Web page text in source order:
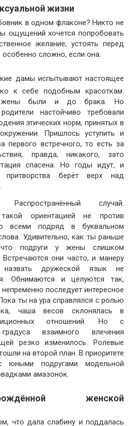
жизни
в одном флаконе? Никто не
ощущений хочется попробовать
желание, устоять перед
особенно сложно, если она:
дамы испытывают настоящее
к себе подобным красоткам.
были и до брака. Но
настойчиво требовали
этических норм, принятых в
Пришлось уступить и
первого встречного, то есть за
правда, никакого, зато
спасена. Но годы идут, и
притворства берёт верх над
Распространённый случай.
ориентацией не против
всеми подряд в буквальном
Удивительно, как ты раньше
подруги у жены слишком
они часто, и манеру
дружеской язык не
Обнимаются и целуются так,
последует интересное
ты на ура справлялся с ролью
чаша весов склонялась в
отношений. Но с
взаимного влечения
резко изменилось. Ролевые
на второй план. В приоритете
подругами модельной
амазонок.
женской
что дала слабину и поддалась